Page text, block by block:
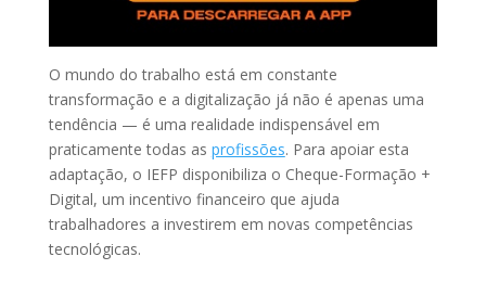
O mundo do trabalho está em constante
transformação e a digitalização já não é apenas uma
tendência — é uma realidade indispensável em
praticamente todas as profissões. Para apoiar esta
adaptação, o IEFP disponibiliza o Cheque-Formação +
Digital, um incentivo financeiro que ajuda
trabalhadores a investirem em novas competências
tecnológicas.